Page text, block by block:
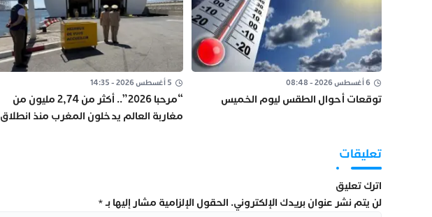
6 أغسطس 2026 - 08:48
توقعات أحوال الطقس ليوم الخميس
5 أغسطس 2026 - 14:35
“مرحبا 2026”.. أكثر من 2,74 مليون من
مغاربة العالم يدخلون المغرب منذ انطلاق
تعليقات
اترك تعليق
لن يتم نشر عنوان بريدك الإلكتروني. الحقول الإلزامية مشار إليها بـ*